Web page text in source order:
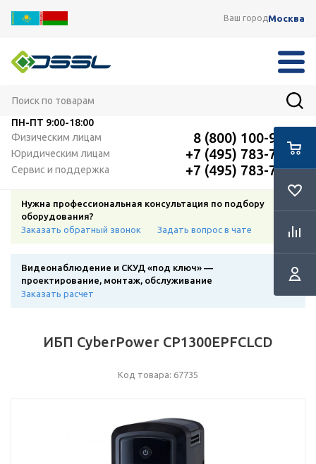
Ваш городМосква
ПН-ПТ 9:00-18:00
Физическим лицам
8 (800) 100-91-12
Юридическим лицам +7 (495) 783-72-87
Сервис и поддержка +7 (495) 783-72-87
Нужна профессиональная консультация по подбору
оборудования?
Заказать обратный звонок
Задать вопрос в чате
Видеонаблюдение и СКУД «под ключ» —
проектирование, монтаж, обслуживание
Заказать расчет
ИБП CyberPower CP1300EPFCLCD
Код товара: 67735